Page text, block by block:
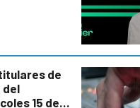
de
del
15 de